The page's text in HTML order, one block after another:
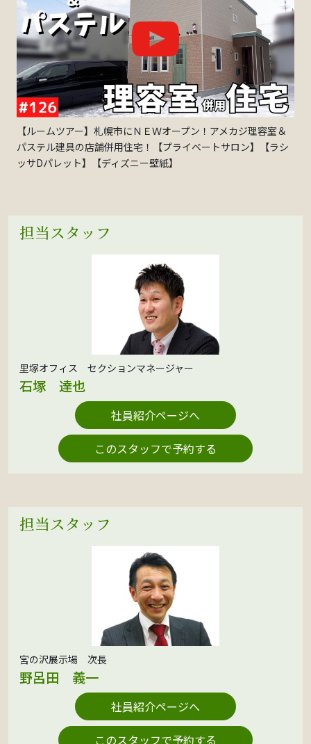
【ルームツアー】札幌市にＮＥＷオープン！アメカジ理容室＆
パステル建具の店舗併用住宅！【プライベートサロン】【ラシ
ッサDパレット】【ディズニー壁紙】
担当スタッフ
里塚オフィス セクションマネージャー
石塚 達也
社員紹介ページへ
このスタッフで予約する
担当スタッフ
宮の沢展示場 次長
野呂田 義一
社員紹介ページへ
このスタッフで予約する